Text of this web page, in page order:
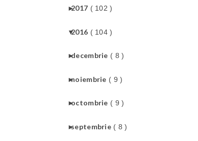
►
2017 ( 102 )
▼
2016 ( 104 )
►
decembrie ( 8 )
►
noiembrie ( 9 )
►
octombrie ( 9 )
►
septembrie ( 8 )